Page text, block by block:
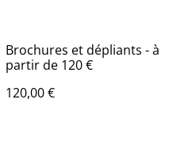
Brochures et dépliants - à
partir de 120 €
120,00 €